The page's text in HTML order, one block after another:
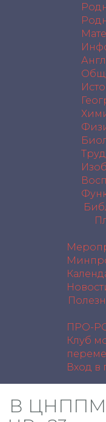
ПРО-
Клуб
Вход в
В ЦНППМ